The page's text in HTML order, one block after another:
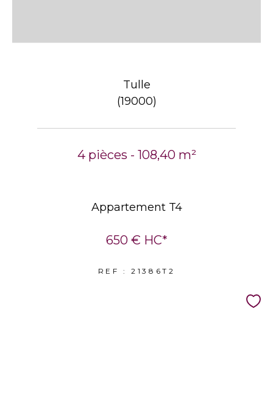
Tulle
(19000)
4 pièces - 108,40 m²
Appartement T4
650 € HC*
REF : 21386T2